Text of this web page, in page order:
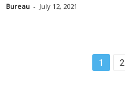
Bureau - July 12, 2021
1 2